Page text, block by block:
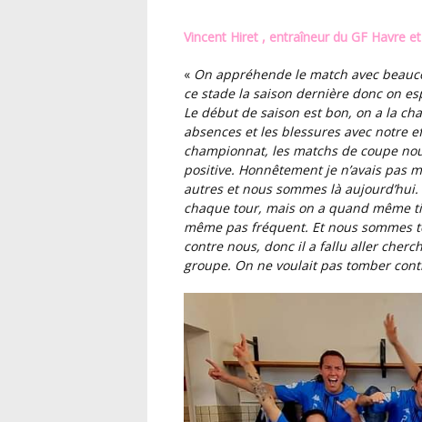
Vincent Hiret , entraîneur du GF Havre
« On appréhende le match avec beaucoup de motivation et d’envie. Nous avions échoué à
ce stade la saison dernière donc on
Le début de saison est bon, on a la
absences et les blessures avec notre
championnat, les matchs de coupe
positive. Honnêtement je n’avais pas
autres et nous sommes là
chaque tour, mais on a quand même
même pas fréquent. Et nous
contre nous, donc il a fallu aller
groupe. On ne voulait pas tomber